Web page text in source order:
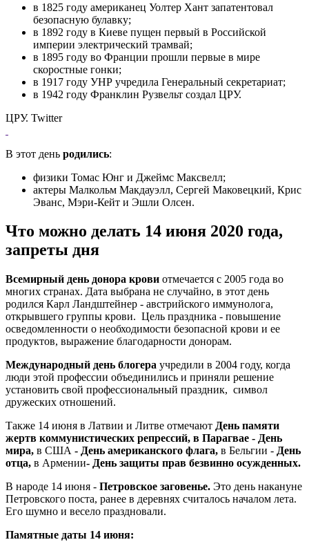
в 1825 году американец Уолтер Хант запатентовал
безопасную булавку;
в 1892 году в Киеве пущен первый в Российской
империи электрический трамвай;
в 1895 году во Франции прошли первые в мире
скоростные гонки;
в 1917 году УНР учредила Генеральный секретариат;
в 1942 году Франклин Рузвельт создал ЦРУ.
ЦРУ. Twitter
В этот день родились:
физики Томас Юнг и Джеймс Максвелл;
актеры Малкольм Макдауэлл, Сергей Маковецкий, Крис
Эванс, Мэри-Кейт и Эшли Олсен.
Что можно делать 14 июня 2020 года,
запреты дня
Всемирный день донора крови отмечается с 2005 года во
многих странах. Дата выбрана не случайно, в этот день
родился Карл Ландштейнер - австрийского иммунолога,
открывшего группы крови. Цель праздника - повышение
осведомленности о необходимости безопасной крови и ее
продуктов, выражение благодарности донорам.
Международный день блогера учредили в 2004 году, когда
люди этой профессии объединились и приняли решение
установить свой профессиональный праздник, символ
дружеских отношений.
Также 14 июня в Латвии и Литве отмечают День памяти
жертв коммунистических репрессий, в Парагвае - День
мира, в США - День американского флага, в Бельгии - День
отца, в Армении- День защиты прав безвинно осужденных.
В народе 14 июня - Петровское заговенье. Это день накануне
Петровского поста, ранее в деревнях считалось началом лета.
Его шумно и весело праздновали.
Памятные даты 14 июня: